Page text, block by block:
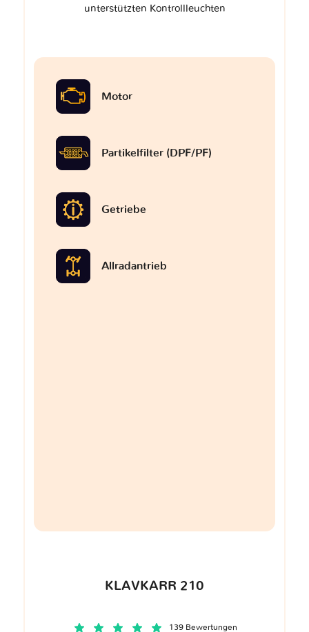
unterstützten Kontrollleuchten
Motor
Partikelfilter (DPF/PF)
Getriebe
Allradantrieb
KLAVKARR 210
139 Bewertungen